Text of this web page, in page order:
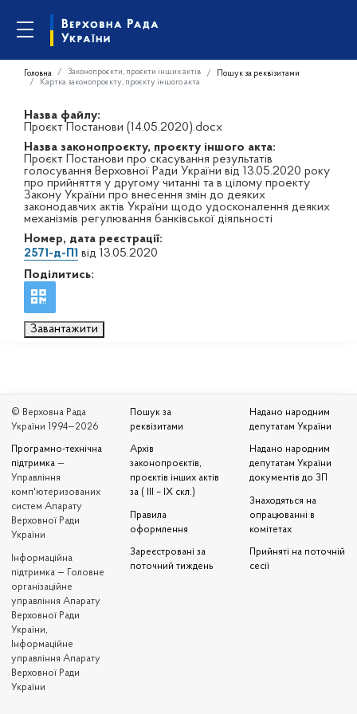
Головна Законопроєкти, проєкти інших актів
Пошук за реквізитами
Картка законопроєкту, проєкту іншого акта
Назва файлу:
Проєкт Постанови (14.05.2020).docx
Назва законопроєкту, проєкту іншого акта:
Проєкт Постанови про скасування результатів
голосування Верховної Ради України від 13.05.2020 року
про прийняття у другому читанні та в цілому проекту
Закону України про внесення змін до деяких
законодавчих актів України щодо удосконалення деяких
механізмів регулювання банківської діяльності
Номер, дата реєстрації:
2571-д-П1 від 13.05.2020
Поділитись:
Завантажити
© Верховна Рада
України 1994—2026
Програмно-технічна
підтримка —
Управління
комп'ютеризованих
систем Апарату
Верховної Ради
України
Iнформаційна
підтримка — Головне
організаційне
управління Апарату
Верховної Ради
України,
Інформаційне
управління Апарату
Верховної Ради
України
Пошук за
реквізитами
Архів
законопроєктів,
проєктів інших актів
за ( III – IX скл.)
Правила
оформлення
Зареєстровані за
поточний тиждень
Надано народним
депутатам України
Надано народним
депутатам України
документів до ЗП
Знаходяться на
опрацюванні в
комітетах
Прийняті на поточній
сесії